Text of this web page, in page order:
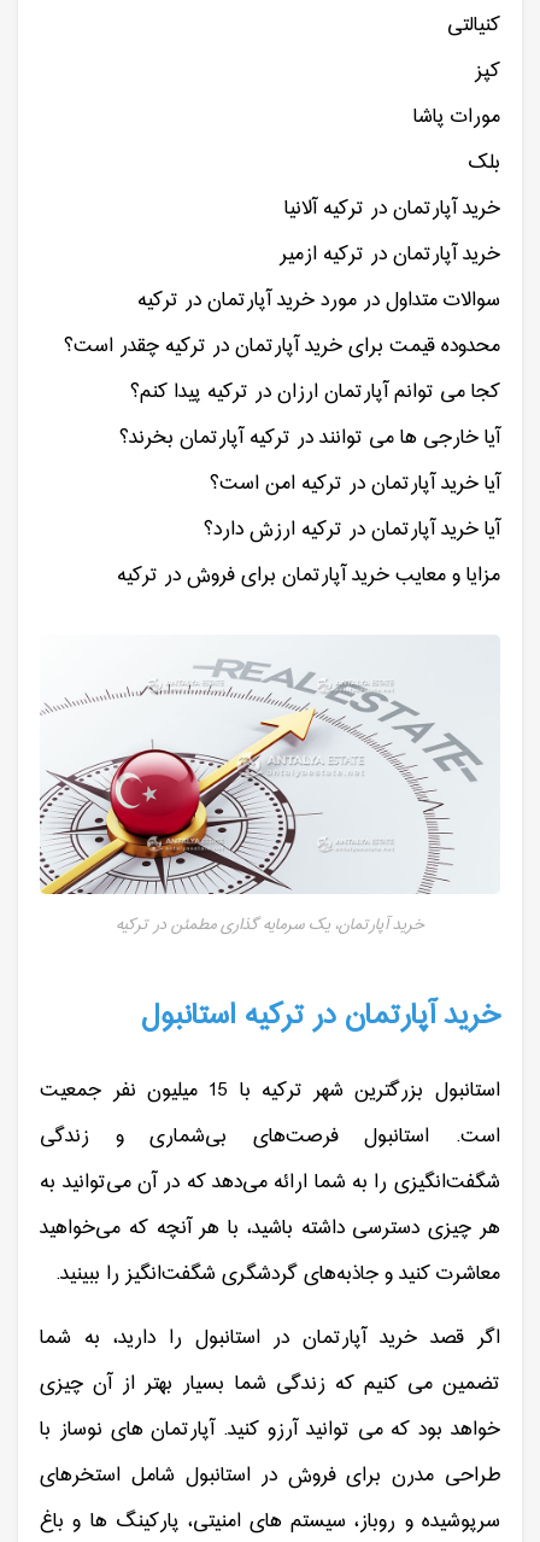
کنیالتی
کپز
مورات پاشا
بلک
خرید آپارتمان در ترکیه آلانیا
خرید آپارتمان در ترکیه ازمیر
سوالات متداول در مورد خرید آپارتمان در ترکیه
محدوده قیمت برای خرید آپارتمان در ترکیه چقدر است؟
کجا می توانم آپارتمان ارزان در ترکیه پیدا کنم؟
آیا خارجی ها می توانند در ترکیه آپارتمان بخرند؟
آیا خرید آپارتمان در ترکیه امن است؟
آیا خرید آپارتمان در ترکیه ارزش دارد؟
مزایا و معایب خرید آپارتمان برای فروش در ترکیه
خرید آپارتمان، یک سرمایه گذاری مطمئن در ترکیه
خرید آپارتمان در ترکیه استانبول
استانبول بزرگترین شهر ترکیه با 15 میلیون نفر جمعیت
است. استانبول فرصت‌های بی‌شماری و زندگی
شگفت‌انگیزی را به شما ارائه می‌دهد که در آن می‌توانید به
هر چیزی دسترسی داشته باشید، با هر آنچه که می‌خواهید
معاشرت کنید و جاذبه‌های گردشگری شگفت‌انگیز را ببینید.
اگر قصد خرید آپارتمان در استانبول را دارید، به شما
تضمین می کنیم که زندگی شما بسیار بهتر از آن چیزی
خواهد بود که می توانید آرزو کنید. آپارتمان های نوساز با
طراحی مدرن برای فروش در استانبول شامل استخرهای
سرپوشیده و روباز، سیستم های امنیتی، پارکینگ ها و باغ